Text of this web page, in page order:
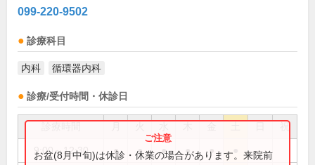
099-220-9502
診療科目
内科 循環器内科
診療/受付時間・休診日
祝
9:00～12:30 ● ● ● ● ●
お盆(8月中旬)は休診・休業の場合があります。来院前